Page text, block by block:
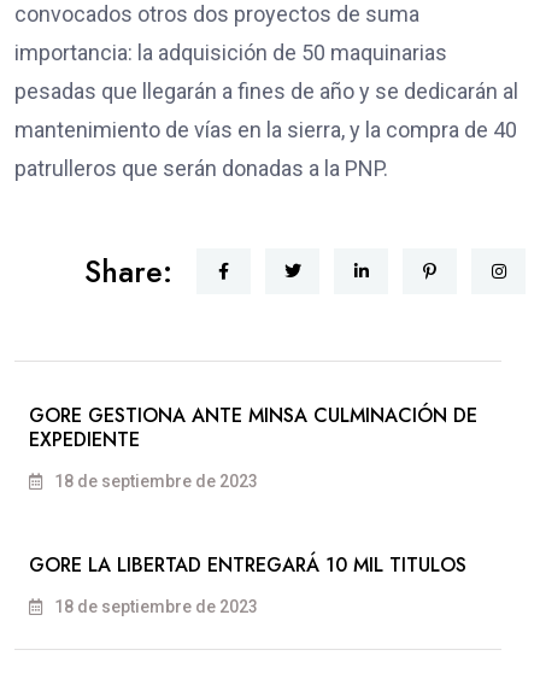
convocados otros dos proyectos de suma
importancia: la adquisición de 50 maquinarias
pesadas que llegarán a fines de año y se dedicarán al
mantenimiento de vías en la sierra, y la compra de 40
patrulleros que serán donadas a la PNP.
Share:
GORE GESTIONA ANTE MINSA CULMINACIÓN DE
EXPEDIENTE
18 de septiembre de 2023
GORE LA LIBERTAD ENTREGARÁ 10 MIL TITULOS
18 de septiembre de 2023